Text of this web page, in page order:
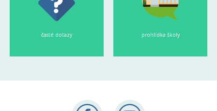
časté dotazy prohlídka školy